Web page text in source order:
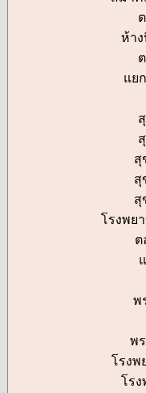
ห้า
แย
สุ
สุ
สุ
โรงพย
ต
พ
พ
โรงพ
โรง